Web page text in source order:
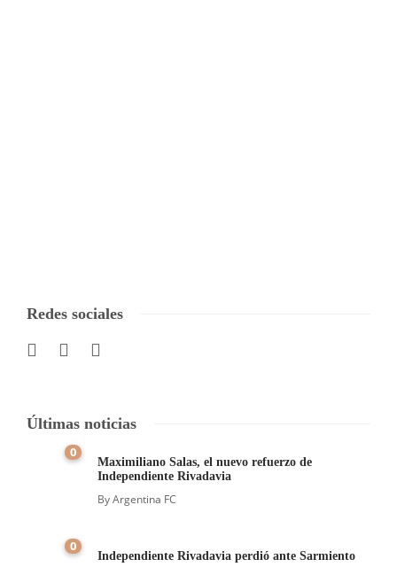
Redes sociales
Últimas noticias
0
Maximiliano Salas, el nuevo refuerzo de
Independiente Rivadavia
ByArgentina FC
0
Independiente Rivadavia perdió ante Sarmiento